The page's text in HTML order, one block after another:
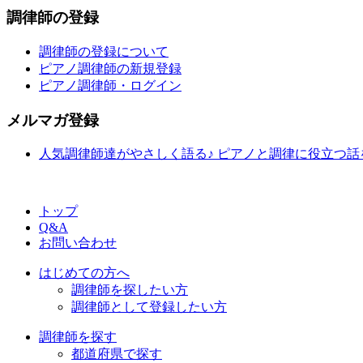
調律師の登録
調律師の登録について
ピアノ調律師の新規登録
ピアノ調律師・ログイン
メルマガ登録
人気調律師達がやさしく語る♪ ピアノと調律に役立つ話
トップ
Q&A
お問い合わせ
はじめての方へ
調律師を探したい方
調律師として登録したい方
調律師を探す
都道府県で探す